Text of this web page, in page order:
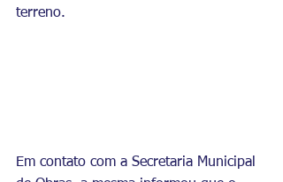
terreno.
Em contato com a Secretaria Municipal